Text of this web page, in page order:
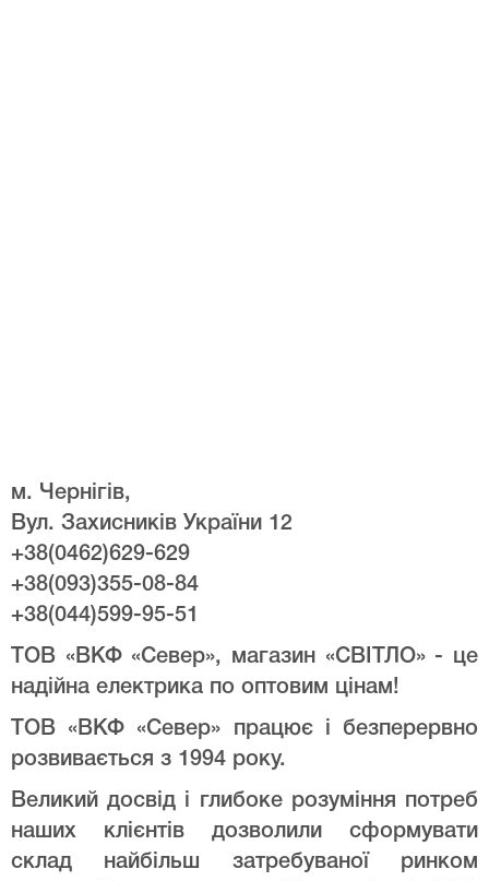
м. Чернігів,
Вул. Захисників України 12
+38(0462)629-629
+38(093)355-08-84
+38(044)599-95-51
ТОВ «ВКФ «Север», магазин «СВІТЛО» - це
надійна електрика по оптовим цінам!
ТОВ «ВКФ «Север» працює і безперервно
розвивається з 1994 року.
Великий досвід і глибоке розуміння потреб
наших клієнтів дозволили сформувати
склад найбільш затребуваної ринком